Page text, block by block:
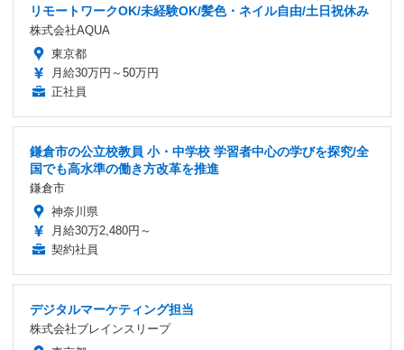
リモートワークOK/未経験OK/髪色・ネイル自由/土日祝休み
株式会社AQUA
東京都
月給30万円～50万円
正社員
鎌倉市の公立校教員 小・中学校 学習者中心の学びを探究/全
国でも高水準の働き方改革を推進
鎌倉市
神奈川県
月給30万2,480円～
契約社員
デジタルマーケティング担当
株式会社ブレインスリープ